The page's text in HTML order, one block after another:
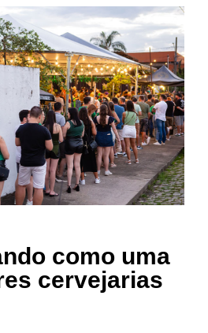
como uma
cervejarias